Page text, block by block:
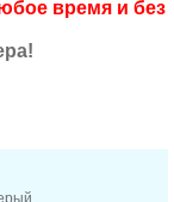
время и без